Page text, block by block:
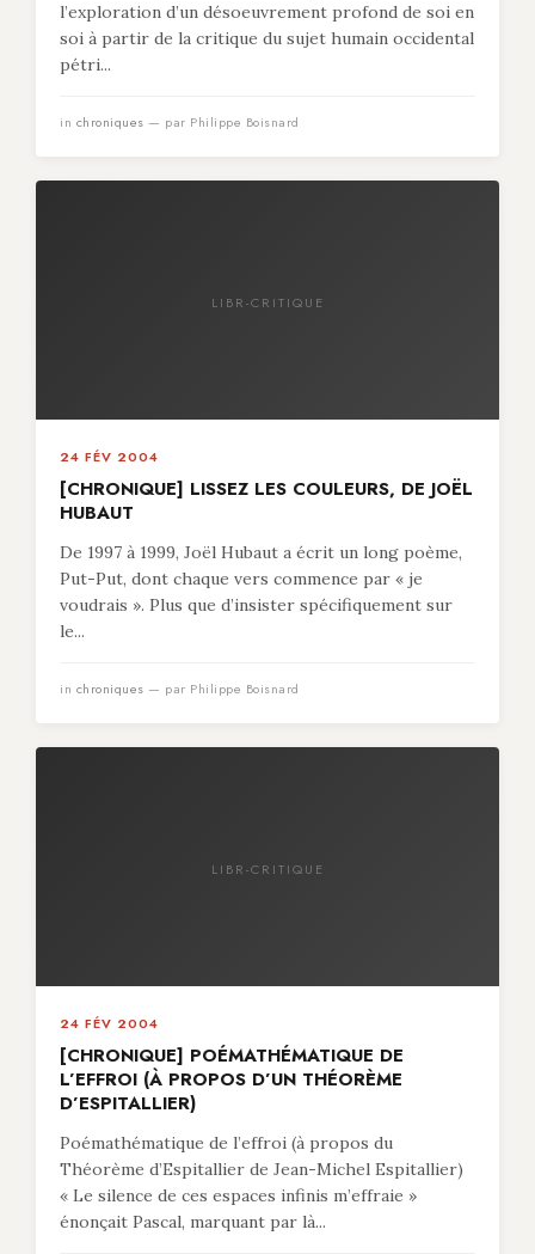
l’exploration d’un désoeuvrement profond de soi en
soi à partir de la critique du sujet humain occidental
pétri...
in chroniques — par Philippe Boisnard
LIBR-CRITIQUE
24 FÉV 2004
[CHRONIQUE] LISSEZ LES COULEURS, DE JOËL
HUBAUT
De 1997 à 1999, Joël Hubaut a écrit un long poème,
Put-Put, dont chaque vers commence par « je
voudrais ». Plus que d’insister spécifiquement sur
le...
in chroniques — par Philippe Boisnard
LIBR-CRITIQUE
24 FÉV 2004
[CHRONIQUE] POÉMATHÉMATIQUE DE
L’EFFROI (À PROPOS D’UN THÉORÈME
D’ESPITALLIER)
Poémathématique de l’effroi (à propos du
Théorème d’Espitallier de Jean-Michel Espitallier)
« Le silence de ces espaces infinis m’effraie »
énonçait Pascal, marquant par là...